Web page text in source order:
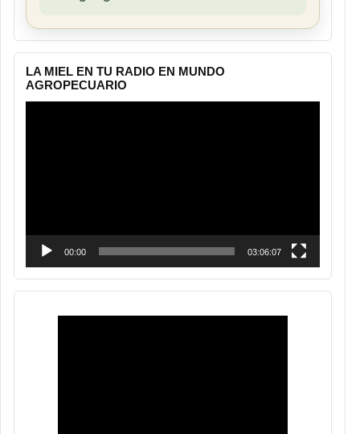
LA MIEL EN TU RADIO EN MUNDO
AGROPECUARIO
00:00 03:06:07